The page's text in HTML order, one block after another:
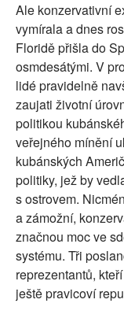
Ale konzervativní
vymírala a dnes
Floridě přišla do
osmdesátými. V
lidé pravidelně
zaujati životní
politikou
veřejného mínění
kubánských
politiky, jež by
s ostrovem.
a zámožní,
značnou moc ve
systému. Tři
reprezentantů,
ještě pravicoví